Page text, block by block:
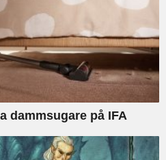
dammsugare på IFA